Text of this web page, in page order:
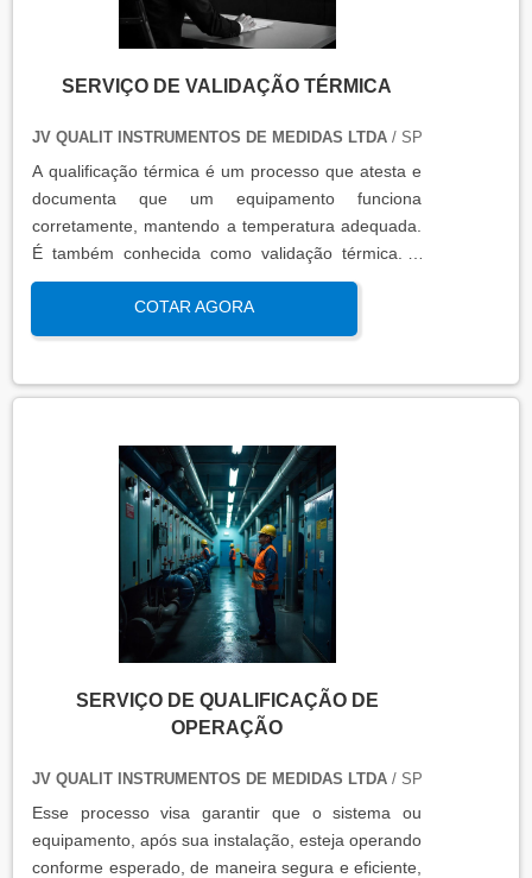
SERVIÇO DE VALIDAÇÃO TÉRMICA
JV QUALIT INSTRUMENTOS DE MEDIDAS LTDA/ SP
A qualificação térmica é um processo que atesta e
documenta que um equipamento funciona
corretamente, mantendo a temperatura adequada.
É também conhecida como validação térmica. A
qualificação térmica é importante para garantir a
qualidade e eficiência de equipamentos que
precisam de controle de temperatura. É aplicada a
produtos, como autoclaves, estufas, câmaras frias,
qualificação térmica é apresentado em um relatório
técnico que contém informações como gráficos,
certificados de calibração e a conclusão das
condições funcionais.
COTAR AGORA
SERVIÇO DE QUALIFICAÇÃO DE
OPERAÇÃO
JV QUALIT INSTRUMENTOS DE MEDIDAS LTDA/ SP
Esse processo visa garantir que o sistema ou
equipamento, após sua instalação, esteja operando
conforme esperado, de maneira segura e eficiente,